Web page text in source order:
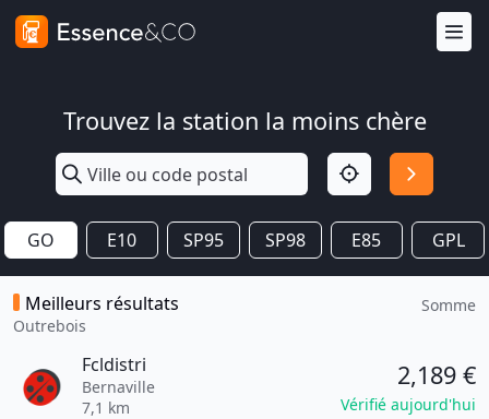
Trouvez la station la moins chère
GO E10 SP95 SP98 E85 GPL
Meilleurs résultats
Outrebois
Somme
Fcldistri
Bernaville
7,1 km
2,189 €
Vérifié aujourd'hui